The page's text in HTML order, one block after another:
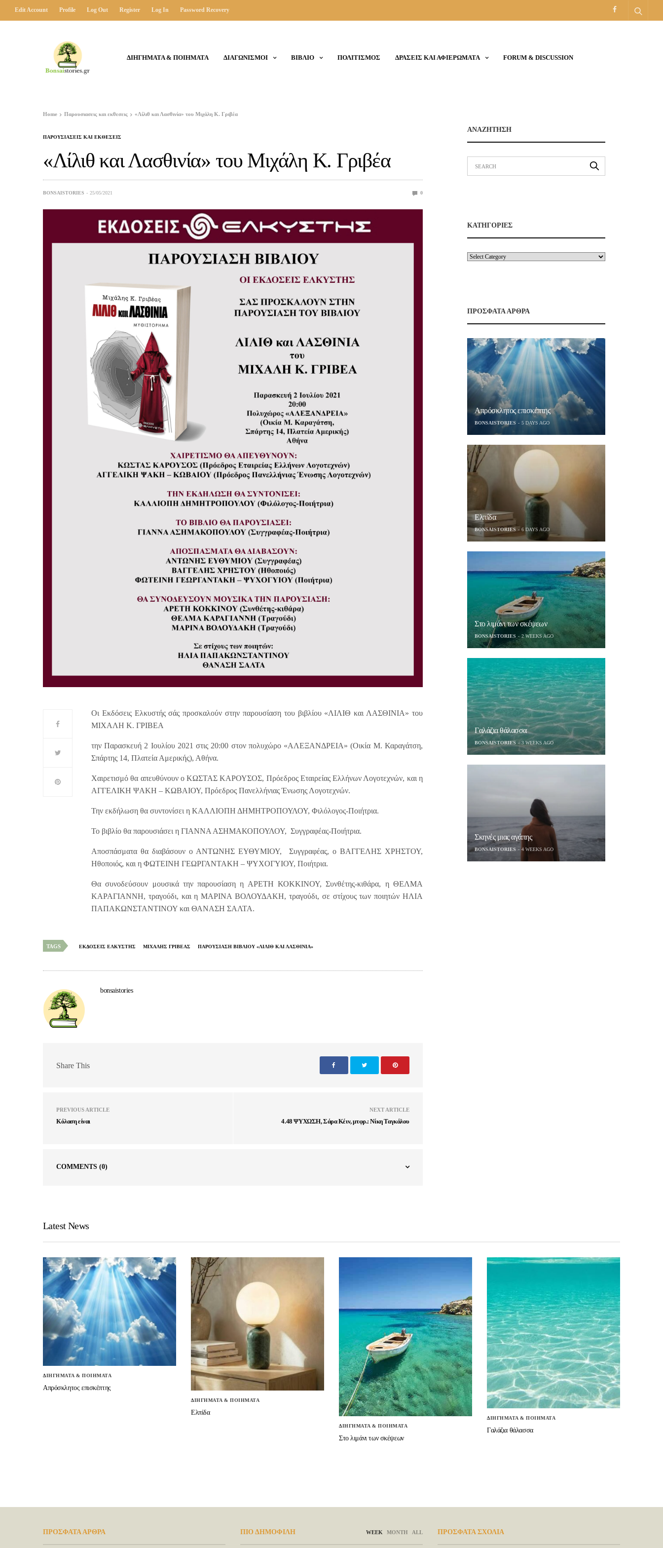
Edit Account Profile Log Out Register Log In Password Recovery
ΔΙΗΓΗΜΑΤΑ & ΠΟΙΗΜΑΤΑ ΔΙΑΓΩΝΙΣΜΟΙ ΒΙΒΛΙΟ ΠΟΛΙΤΙΣΜΟΣ ΔΡΑΣΕΙΣ ΚΑΙ ΑΦΙΕΡΩΜΑΤΑ FORUM & DISCUSSION
Home Παρουσιασεις και εκθεσεις «Λίλιθ και Λασθινία» του Μιχάλη Κ. Γριβέα
ΠΑΡΟΥΣΙΑΣΕΙΣ ΚΑΙ ΕΚΘΕΣΕΙΣ
«Λίλιθ και Λασθινία» του Μιχάλη Κ. Γριβέα
BONSAISTORIES 25/05/2021 0
Οι Εκδόσεις Ελκυστής σάς προσκαλούν στην παρουσίαση του βιβλίου «ΛΙΛΙΘ και ΛΑΣΘΙΝΙΑ» του
ΜΙΧΑΛΗ Κ. ΓΡΙΒΕΑ
την Παρασκευή 2 Ιουλίου 2021 στις 20:00 στον πολυχώρο «ΑΛΕΞΑΝΔΡΕΙΑ» (Οικία Μ. Καραγάτση,
Σπάρτης 14, Πλατεία Αμερικής), Αθήνα.
Χαιρετισμό θα απευθύνουν ο ΚΩΣΤΑΣ ΚΑΡΟΥΣΟΣ, Πρόεδρος Εταιρείας Ελλήνων Λογοτεχνών, και η
ΑΓΓΕΛΙΚΗ ΨΑΚΗ – ΚΩΒΑΙΟΥ, Πρόεδρος Πανελλήνιας Ένωσης Λογοτεχνών.
Την εκδήλωση θα συντονίσει η ΚΑΛΛΙΟΠΗ ΔΗΜΗΤΡΟΠΟΥΛΟΥ, Φιλόλογος-Ποιήτρια.
Το βιβλίο θα παρουσιάσει η ΓΙΑΝΝΑ ΑΣΗΜΑΚΟΠΟΥΛΟΥ, Συγγραφέας-Ποιήτρια.
Αποσπάσματα θα διαβάσουν ο ΑΝΤΩΝΗΣ ΕΥΘΥΜΙΟΥ, Συγγραφέας, ο ΒΑΓΓΕΛΗΣ ΧΡHΣΤΟΥ,
Ηθοποιός, και η ΦΩΤΕΙΝΗ ΓΕΩΡΓΑΝΤΑΚΗ – ΨΥΧΟΓΥΙΟΥ, Ποιήτρια.
Θα συνοδεύσουν μουσικά την παρουσίαση η ΑΡΕΤΗ ΚΟΚΚΙΝΟΥ, Συνθέτης-κιθάρα, η ΘΕΛΜΑ
ΚΑΡΑΓΙΑΝΝΗ, τραγούδι, και η ΜΑΡΙΝΑ ΒΟΛΟΥΔΑΚΗ, τραγούδι, σε στίχους των ποιητών ΗΛΙΑ
ΠΑΠΑΚΩΝΣΤΑΝΤΙΝΟΥ και ΘΑΝΑΣΗ ΣΑΛΤΑ.
TAGS ΕΚΔΟΣΕΙΣ ΕΛΚΥΣΤΗΣ ΜΙΧΑΛΗΣ ΓΡΙΒΕΑΣ ΠΑΡΟΥΣΙΑΣΗ ΒΙΒΛΙΟΥ «ΛΙΛΙΘ ΚΑΙ ΛΑΣΘΙΝΙΑ»
bonsaistories
Share This
PREVIOUS ARTICLE
Κόλαση είναι
NEXT ARTICLE
4.48 ΨΥΧΩΣΗ, Σάρα Κέιν, μτφρ.: Νίκη Ταγκάλου
COMMENTS (0)
ΑΝΑΖΗΤΗΣΗ
ΚΑΤΗΓΟΡΙΕΣ
ΠΡΟΣΦΑΤΑ ΑΡΘΡΑ
Απρόσκλητος επισκέπτης
BONSAISTORIES 5 DAYS AGO
Ελπίδα
BONSAISTORIES 6 DAYS AGO
Στο λιμάνι των σκέψεων
BONSAISTORIES 2 WEEKS AGO
Γαλάζια θάλασσα
BONSAISTORIES 3 WEEKS AGO
Σκηνές μιας αγάπης
BONSAISTORIES 4 WEEKS AGO
Latest News
ΔΙΗΓΗΜΑΤΑ & ΠΟΙΗΜΑΤΑ
Απρόσκλητος επισκέπτης
ΔΙΗΓΗΜΑΤΑ & ΠΟΙΗΜΑΤΑ
Ελπίδα
ΔΙΗΓΗΜΑΤΑ & ΠΟΙΗΜΑΤΑ
Στο λιμάνι των σκέψεων
ΔΙΗΓΗΜΑΤΑ & ΠΟΙΗΜΑΤΑ
Γαλάζια θάλασσα
ΠΡΟΣΦΑΤΑ ΑΡΘΡΑ ΠΙΟ ΔΗΜΟΦΙΛΗ WEEK MONTH ALL ΠΡΟΣΦΑΤΑ ΣΧΟΛΙΑ